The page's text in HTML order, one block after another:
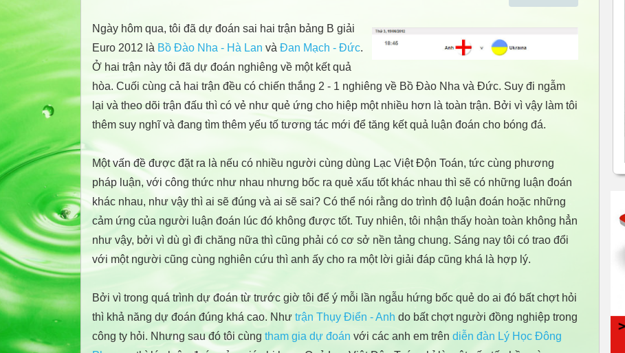
Ngày hôm qua, tôi đã dự đoán sai hai trận bảng B giải
Euro 2012 là Bồ Đào Nha - Hà Lan và Đan Mạch - Đức.
Ở hai trận này tôi đã dự đoán nghiêng về một kết quả
hòa. Cuối cùng cả hai trận đều có chiến thắng 2 - 1 nghiêng về Bồ Đào Nha và Đức. Suy đi ngẫm
lại và theo dõi trận đấu thì có vẻ như quẻ ứng cho hiệp một nhiều hơn là toàn trận. Bởi vì vậy làm tôi
thêm suy nghĩ và đang tìm thêm yếu tố tương tác mới để tăng kết quả luận đoán cho bóng đá.
Một vấn đề được đặt ra là nếu có nhiều người cùng dùng Lạc Việt Độn Toán, tức cùng phương
pháp luận, với công thức như nhau nhưng bốc ra quẻ xấu tốt khác nhau thì sẽ có những luận đoán
khác nhau, như vậy thì ai sẽ đúng và ai sẽ sai? Có thể nói rằng do trình độ luận đoán hoặc những
cảm ứng của người luận đoán lúc đó không được tốt. Tuy nhiên, tôi nhận thấy hoàn toàn không hẳn
như vậy, bởi vì dù gì đi chăng nữa thì cũng phải có cơ sở nền tảng chung. Sáng nay tôi có trao đổi
với một người cũng cùng nghiên cứu thì anh ấy cho ra một lời giải đáp cũng khá là hợp lý.
Bởi vì trong quá trình dự đoán từ trước giờ tôi để ý mỗi lần ngẫu hứng bốc quẻ do ai đó bất chợt hỏi
thì khả năng dự đoán đúng khá cao. Như trận Thụy Điển - Anh do bất chợt người đồng nghiệp trong
công ty hỏi. Nhưng sau đó tôi cùng tham gia dự đoán với các anh em trên diễn đàn Lý Học Đông